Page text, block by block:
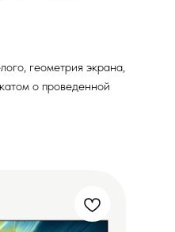
геометрия экрана,
о проведенной